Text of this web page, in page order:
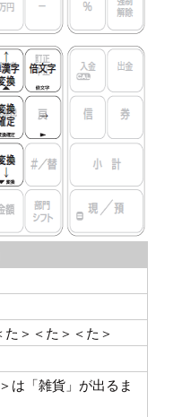
＞＜た＞＜た＞
は「雑貨」が出るま